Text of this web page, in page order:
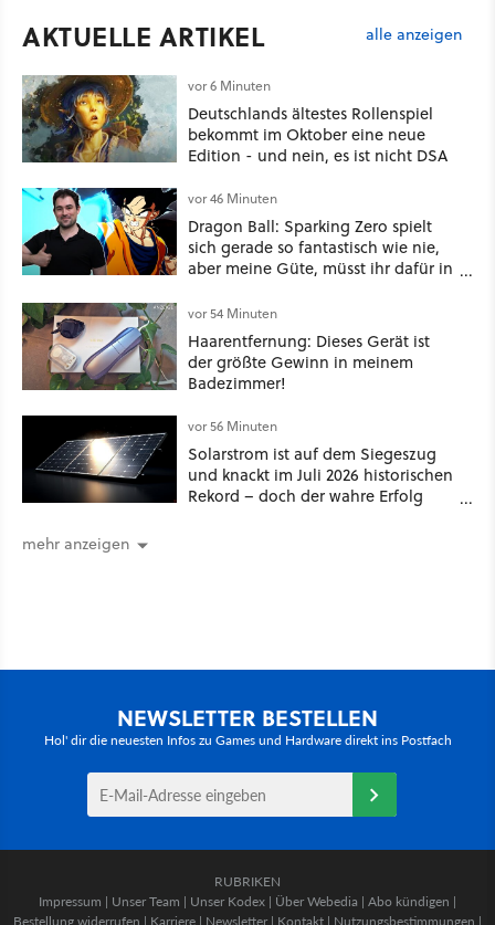
AKTUELLE ARTIKEL alle anzeigen
vor 6 Minuten
Deutschlands ältestes Rollenspiel
bekommt im Oktober eine neue
Edition - und nein, es ist nicht DSA
vor 46 Minuten
Dragon Ball: Sparking Zero spielt
sich gerade so fantastisch wie nie,
aber meine Güte, müsst ihr dafür in
vor 54 Minuten
Haarentfernung: Dieses Gerät ist
der größte Gewinn in meinem
Badezimmer!
vor 56 Minuten
Solarstrom ist auf dem Siegeszug
und knackt im Juli 2026 historischen
Rekord – doch der wahre Erfolg
mehr anzeigen
NEWSLETTER BESTELLEN
Hol' dir die neuesten Infos zu Games und Hardware direkt ins Postfach
RUBRIKEN
Impressum | Unser Team | Unser Kodex | Über Webedia | Abo kündigen |